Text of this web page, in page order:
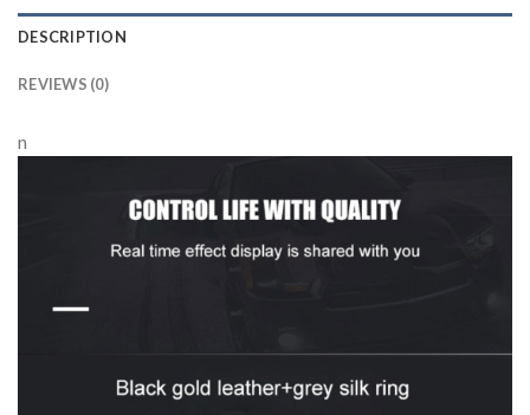
DESCRIPTION
REVIEWS (0)
n